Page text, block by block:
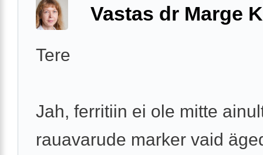
Vastas dr Marge
Tere
Jah, ferritiin ei ole mitte
rauavarude marker vaid